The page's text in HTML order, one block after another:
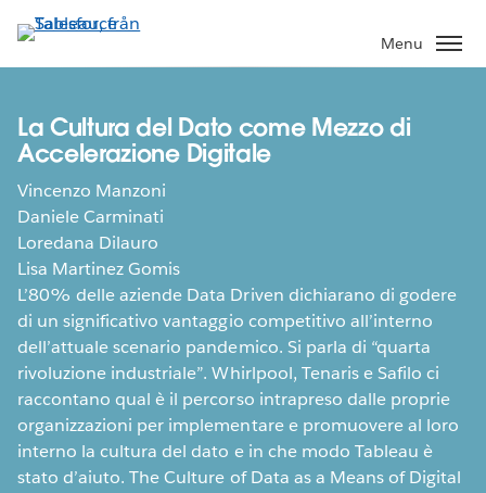
vidare
till
Menu
La Cultura del Dato come Mezzo di
Accelerazione Digitale
Vincenzo Manzoni
Daniele Carminati
Loredana Dilauro
Lisa Martinez Gomis
L’80% delle aziende Data Driven dichiarano di godere
di un significativo vantaggio competitivo all’interno
dell’attuale scenario pandemico. Si parla di “quarta
rivoluzione industriale”. Whirlpool, Tenaris e Safilo ci
raccontano qual è il percorso intrapreso dalle proprie
organizzazioni per implementare e promuovere al loro
interno la cultura del dato e in che modo Tableau è
stato d’aiuto. The Culture of Data as a Means of Digital